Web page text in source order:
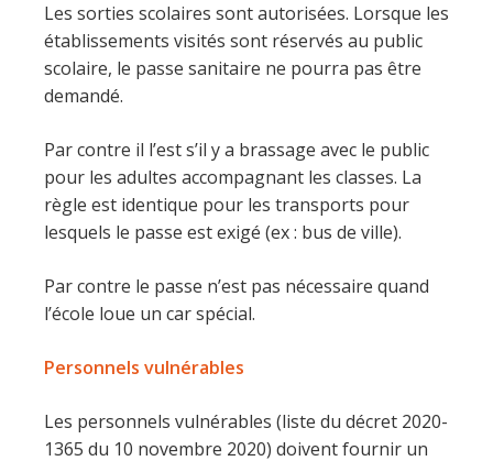
Les sorties scolaires sont autorisées. Lorsque les
établissements visités sont réservés au public
scolaire, le passe sanitaire ne pourra pas être
demandé.
Par contre il l’est s’il y a brassage avec le public
pour les adultes accompagnant les classes. La
règle est identique pour les transports pour
lesquels le passe est exigé (ex : bus de ville).
Par contre le passe n’est pas nécessaire quand
l’école loue un car spécial.
Personnels vulnérables
Les personnels vulnérables (liste du décret 2020-
1365 du 10 novembre 2020) doivent fournir un